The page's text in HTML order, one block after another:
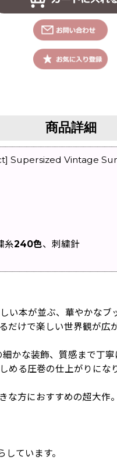
商品詳細
Supersized Vintage
糸240色、刺繍針
い本が並ぶ、華やかな
けで楽しい世界観が広が
かな装飾、質感まで丁
る圧巻の仕上がりになり
な方におすすめの超大
ています。